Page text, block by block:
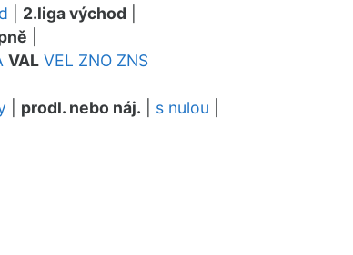
2.liga východ
VAL VEL ZNO ZNS
prodl. nebo náj. s nulou